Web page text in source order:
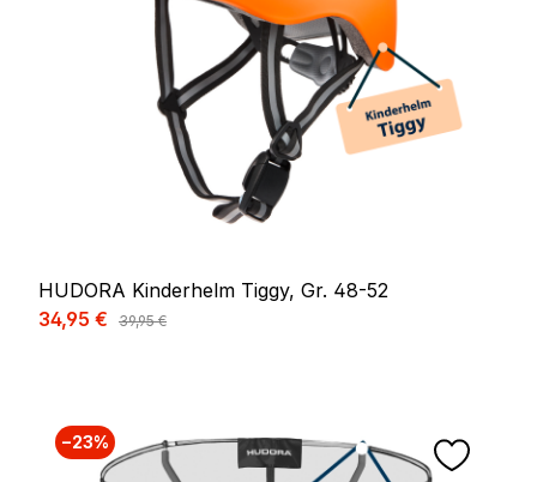
HUDORA Kinderhelm Tiggy, Gr. 48-52
Verkaufspreis:
34,95 € Regulärer Preis:
39,95 €
−23%